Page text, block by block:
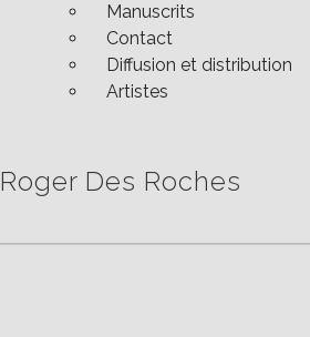
Manuscrits
Contact
Diffusion et distribution
Artistes
Roger Des Roches